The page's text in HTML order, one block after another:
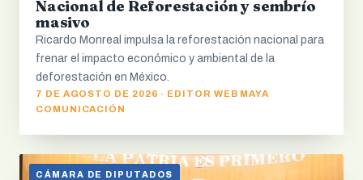
Nacional de Reforestación y sembrío
masivo
Ricardo Monreal impulsa la reforestación nacional para
frenar el impacto económico y ambiental de la
deforestación en México.
7 DE AGOSTO DE 2026 · EDITOR WEB MAYA
COMUNICACIÓN
CÁMARA DE DIPUTADOS